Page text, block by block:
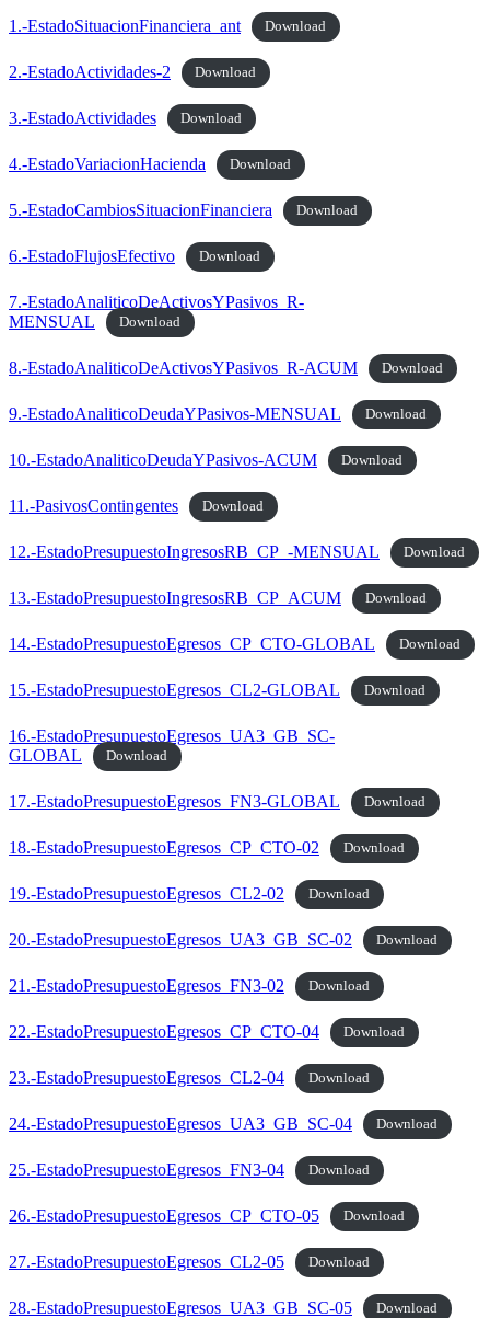
1.-EstadoSituacionFinanciera_ant Download
2.-EstadoActividades-2 Download
3.-EstadoActividades Download
4.-EstadoVariacionHacienda Download
5.-EstadoCambiosSituacionFinanciera Download
6.-EstadoFlujosEfectivo Download
7.-EstadoAnaliticoDeActivosYPasivos_R-
MENSUAL
Download
8.-EstadoAnaliticoDeActivosYPasivos_R-ACUM Download
9.-EstadoAnaliticoDeudaYPasivos-MENSUAL Download
10.-EstadoAnaliticoDeudaYPasivos-ACUM Download
11.-PasivosContingentes Download
12.-EstadoPresupuestoIngresosRB_CP_-MENSUAL Download
13.-EstadoPresupuestoIngresosRB_CP_ACUM Download
14.-EstadoPresupuestoEgresos_CP_CTO-GLOBAL Download
15.-EstadoPresupuestoEgresos_CL2-GLOBAL Download
16.-EstadoPresupuestoEgresos_UA3_GB_SC-
GLOBAL
Download
17.-EstadoPresupuestoEgresos_FN3-GLOBAL Download
18.-EstadoPresupuestoEgresos_CP_CTO-02 Download
19.-EstadoPresupuestoEgresos_CL2-02 Download
20.-EstadoPresupuestoEgresos_UA3_GB_SC-02 Download
21.-EstadoPresupuestoEgresos_FN3-02 Download
22.-EstadoPresupuestoEgresos_CP_CTO-04 Download
23.-EstadoPresupuestoEgresos_CL2-04 Download
24.-EstadoPresupuestoEgresos_UA3_GB_SC-04 Download
25.-EstadoPresupuestoEgresos_FN3-04 Download
26.-EstadoPresupuestoEgresos_CP_CTO-05 Download
27.-EstadoPresupuestoEgresos_CL2-05 Download
28.-EstadoPresupuestoEgresos_UA3_GB_SC-05 Download